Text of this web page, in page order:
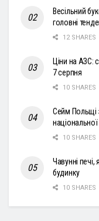
Весільний
головні
12 SHARES
Ціни на АЗС:
7 серпня
10 SHARES
Сейм Польщі
національної
10 SHARES
Чавунні
будинку
10 SHARES